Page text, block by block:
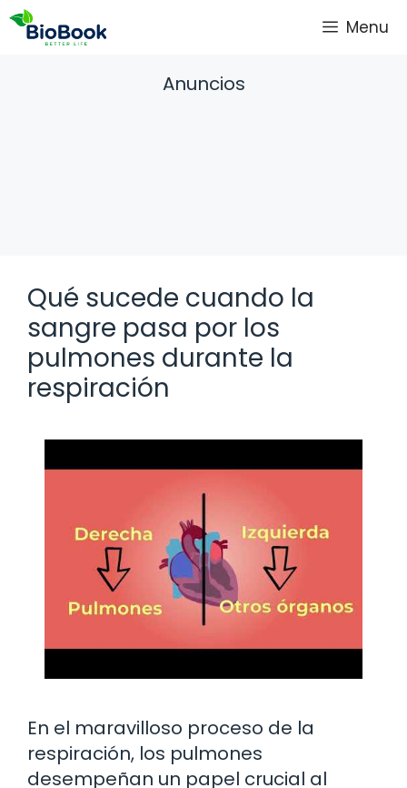
Saltar
Menu
Anuncios
Qué sucede cuando la
sangre pasa por los
pulmones durante la
respiración
En el maravilloso proceso de la
respiración, los pulmones
desempeñan un papel crucial al